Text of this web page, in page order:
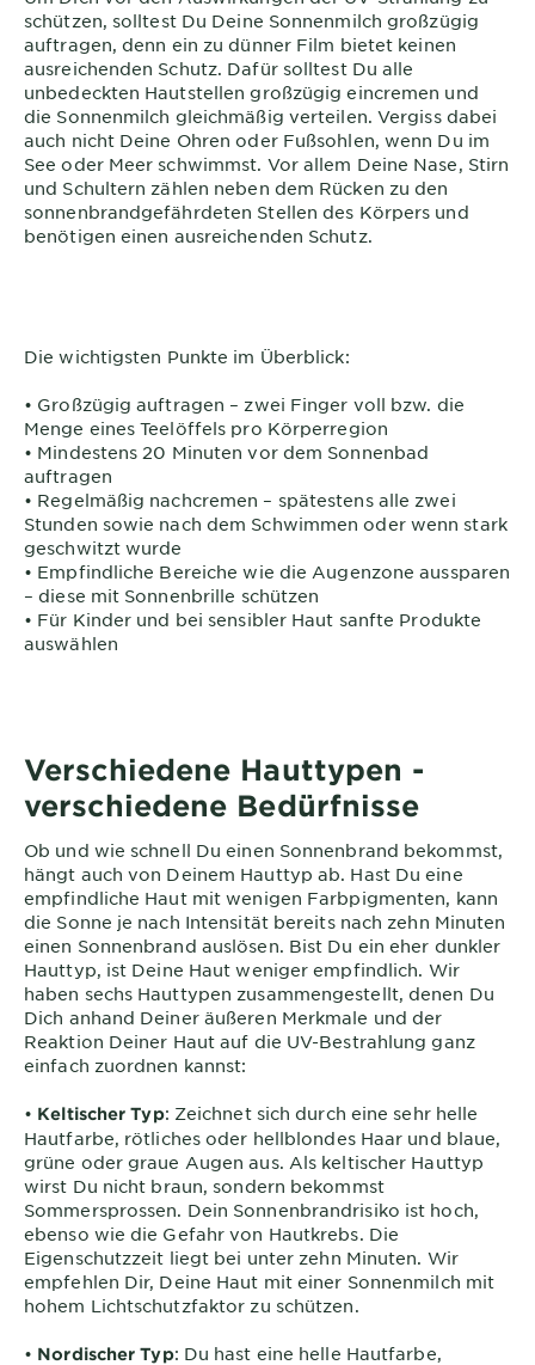
schützen, solltest Du Deine Sonnenmilch großzügig
auftragen, denn ein zu dünner Film bietet keinen
ausreichenden Schutz. Dafür solltest Du alle
unbedeckten Hautstellen großzügig eincremen und
die Sonnenmilch gleichmäßig verteilen. Vergiss dabei
auch nicht Deine Ohren oder Fußsohlen, wenn Du im
See oder Meer schwimmst. Vor allem Deine Nase, Stirn
und Schultern zählen neben dem Rücken zu den
sonnenbrandgefährdeten Stellen des Körpers und
benötigen einen ausreichenden Schutz.
Die wichtigsten Punkte im Überblick:
• Großzügig auftragen – zwei Finger voll bzw. die
Menge eines Teelöffels pro Körperregion
• Mindestens 20 Minuten vor dem Sonnenbad
auftragen
• Regelmäßig nachcremen – spätestens alle zwei
Stunden sowie nach dem Schwimmen oder wenn stark
geschwitzt wurde
• Empfindliche Bereiche wie die Augenzone aussparen
– diese mit Sonnenbrille schützen
• Für Kinder und bei sensibler Haut sanfte Produkte
auswählen
Verschiedene Hauttypen -
verschiedene Bedürfnisse
Ob und wie schnell Du einen Sonnenbrand bekommst,
hängt auch von Deinem Hauttyp ab. Hast Du eine
empfindliche Haut mit wenigen Farbpigmenten, kann
die Sonne je nach Intensität bereits nach zehn Minuten
einen Sonnenbrand auslösen. Bist Du ein eher dunkler
Hauttyp, ist Deine Haut weniger empfindlich. Wir
haben sechs Hauttypen zusammengestellt, denen Du
Dich anhand Deiner äußeren Merkmale und der
Reaktion Deiner Haut auf die UV-Bestrahlung ganz
einfach zuordnen kannst:
• Keltischer Typ: Zeichnet sich durch eine sehr helle
Hautfarbe, rötliches oder hellblondes Haar und blaue,
grüne oder graue Augen aus. Als keltischer Hauttyp
wirst Du nicht braun, sondern bekommst
Sommersprossen. Dein Sonnenbrandrisiko ist hoch,
ebenso wie die Gefahr von Hautkrebs. Die
Eigenschutzzeit liegt bei unter zehn Minuten. Wir
empfehlen Dir, Deine Haut mit einer Sonnenmilch mit
hohem Lichtschutzfaktor zu schützen.
• Nordischer Typ: Du hast eine helle Hautfarbe,